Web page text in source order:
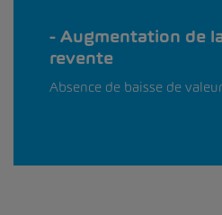
Augmentation de
revente
Absence de baisse de valeur